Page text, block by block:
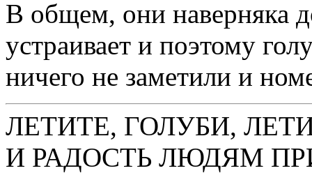
В общем, они наверняка
устраивает и поэтому
ничего не заметили и
ЛЕТИТЕ, ГОЛУБИ,
И РАДОСТЬ ЛЮДЯМ